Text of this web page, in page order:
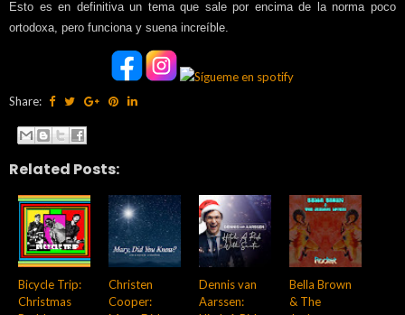
Esto es en definitiva un tema que sale por encima de la norma poco
ortodoxa, pero funciona y suena increíble.
Share:
Related Posts:
Bicycle Trip:
Christmas
Christen
Cooper:
Dennis van
Aarssen:
Bella Brown
& The